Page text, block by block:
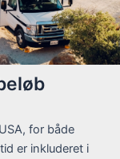
for både
er inkluderet i